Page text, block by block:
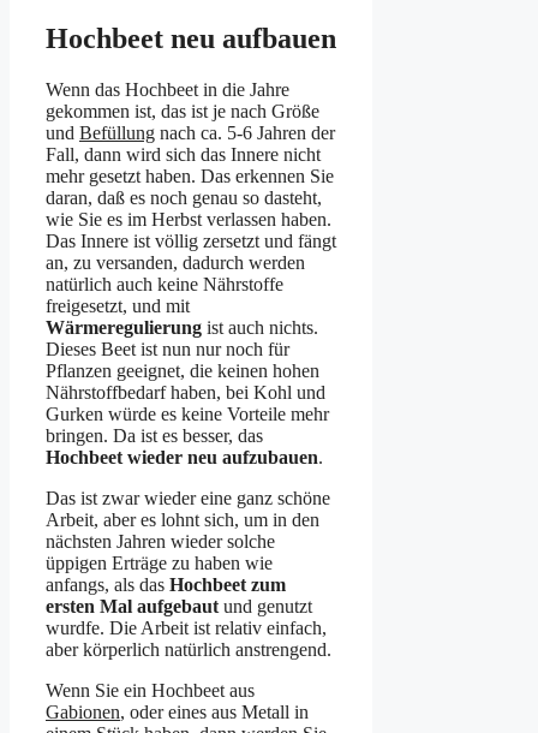
Hochbeet neu aufbauen
Wenn das Hochbeet in die Jahre
gekommen ist, das ist je nach Größe
und Befüllung nach ca. 5-6 Jahren der
Fall, dann wird sich das Innere nicht
mehr gesetzt haben. Das erkennen Sie
daran, daß es noch genau so dasteht,
wie Sie es im Herbst verlassen haben.
Das Innere ist völlig zersetzt und fängt
an, zu versanden, dadurch werden
natürlich auch keine Nährstoffe
freigesetzt, und mit
Wärmeregulierung ist auch nichts.
Dieses Beet ist nun nur noch für
Pflanzen geeignet, die keinen hohen
Nährstoffbedarf haben, bei Kohl und
Gurken würde es keine Vorteile mehr
bringen. Da ist es besser, das
Hochbeet wieder neu aufzubauen.
Das ist zwar wieder eine ganz schöne
Arbeit, aber es lohnt sich, um in den
nächsten Jahren wieder solche
üppigen Erträge zu haben wie
anfangs, als das Hochbeet zum
ersten Mal aufgebaut und genutzt
wurdfe. Die Arbeit ist relativ einfach,
aber körperlich natürlich anstrengend.
Wenn Sie ein Hochbeet aus
Gabionen, oder eines aus Metall in